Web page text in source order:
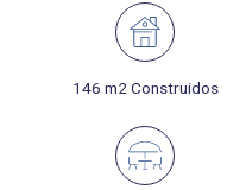
146 m2 Construidos